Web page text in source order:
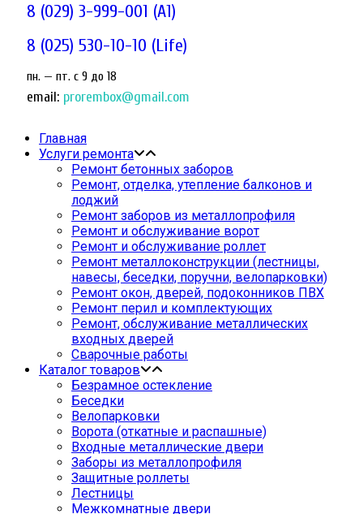
8 (029) 3-999-001 (A1)
8 (025) 530-10-10 (Life)
пн. — пт. c 9 до 18
email: prorembox@gmail.com
Главная
Услуги ремонта
Ремонт бетонных заборов
Ремонт, отделка, утепление балконов и
лоджий
Ремонт заборов из металлопрофиля
Ремонт и обслуживание ворот
Ремонт и обслуживание роллет
Ремонт металлоконструкции (лестницы,
навесы, беседки, поручни, велопарковки)
Ремонт окон, дверей, подоконников ПВХ
Ремонт перил и комплектующих
Ремонт, обслуживание металлических
входных дверей
Сварочные работы
Каталог товаров
Безрамное остекление
Беседки
Велопарковки
Ворота (откатные и распашные)
Входные металлические двери
Заборы из металлопрофиля
Защитные роллеты
Лестницы
Межкомнатные двери